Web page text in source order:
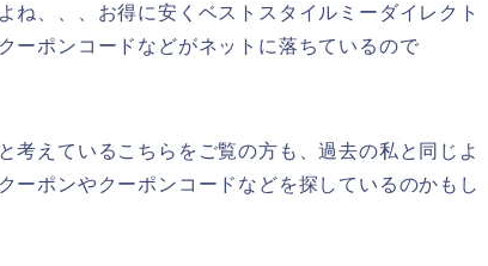
ね、、、お得に安くベストスタイルミーダイレクト
ーポンコードなどがネットに落ちているので
考えているこちらをご覧の方も、過去の私と同じよ
ーポンやクーポンコードなどを探しているのかもし